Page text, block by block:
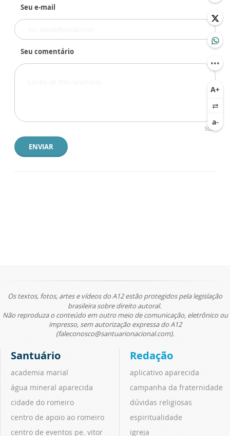
Seu e-mail
Seu comentário
500
ENVIAR
Os textos, fotos, artes e vídeos do A12 estão protegidos pela legislação
brasileira sobre direito autoral.
Não reproduza o conteúdo em outro meio de comunicação, eletrônico ou
impresso, sem autorização expressa do A12
(faleconosco@santuarionacional.com).
Santuário
academia marial
água mineral aparecida
cidade do romeiro
centro de apoio ao romeiro
centro de eventos pe. vitor
Redação
aplicativo aparecida
campanha da fraternidade
dúvidas religiosas
espiritualidade
igreja